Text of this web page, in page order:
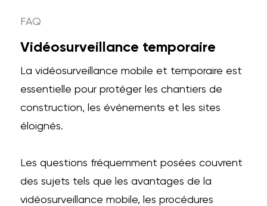
FAQ
Vidéosurveillance temporaire
La vidéosurveillance mobile et temporaire est
essentielle pour protéger les chantiers de
construction, les événements et les sites
éloignés.
Les questions fréquemment posées couvrent
des sujets tels que les avantages de la
vidéosurveillance mobile, les procédures